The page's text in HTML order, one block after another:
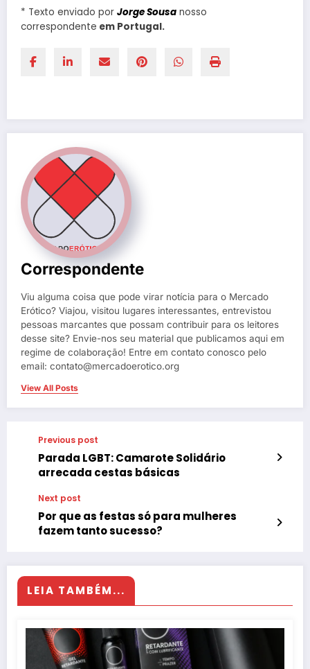
* Texto enviado por Jorge Sousa nosso
correspondente em Portugal.
Correspondente
Viu alguma coisa que pode virar notícia para o Mercado
Erótico? Viajou, visitou lugares interessantes, entrevistou
pessoas marcantes que possam contribuir para os leitores
desse site? Envie-nos seu material que publicamos aqui em
regime de colaboração! Entre em contato conosco pelo
email: contato@mercadoerotico.org
View All Posts
Previous post
Parada LGBT: Camarote Solidário
arrecada cestas básicas
Next post
Por que as festas só para mulheres
fazem tanto sucesso?
LEIA TAMBÉM...